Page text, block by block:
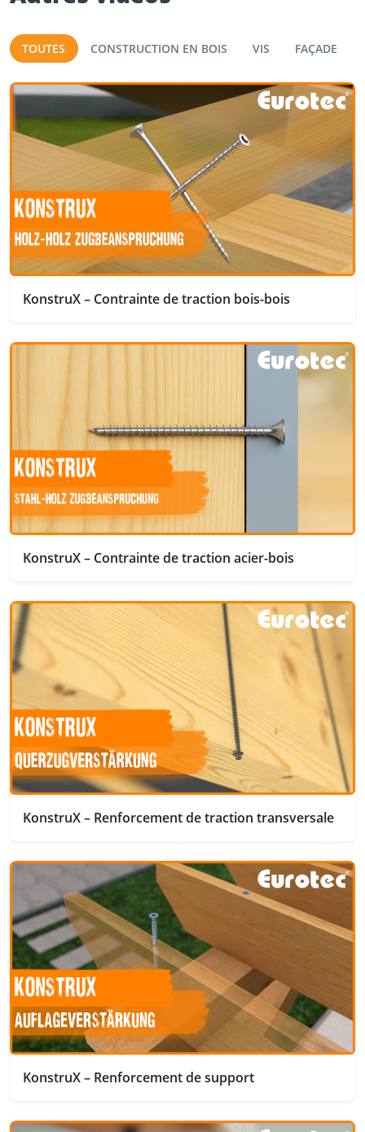
TOUTES CONSTRUCTION EN BOIS VIS FAÇADE
KonstruX – Contrainte de traction bois-bois
KonstruX – Contrainte de traction acier-bois
KonstruX – Renforcement de traction transversale
KonstruX – Renforcement de support